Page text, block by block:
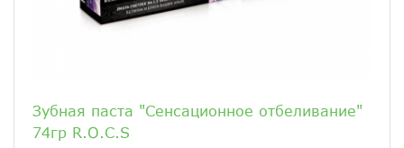
Зубная паста "Сенсационное отбеливание"
74гр R.O.C.S